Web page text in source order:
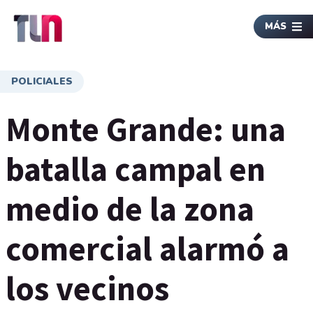
MÁS
POLICIALES
Monte Grande: una
batalla campal en
medio de la zona
comercial alarmó a
los vecinos